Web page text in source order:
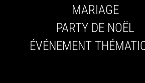
MARIAGE
PARTY DE NOËL
ÉVÉNEMENT